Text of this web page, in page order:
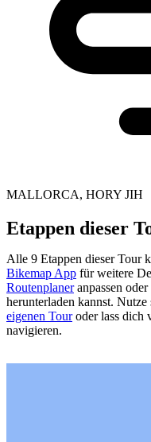
MALLORCA, HORY JIH
Etappen dieser
Alle 9 Etappen dieser Tour
Bikemap App für weitere
Routenplaneranpassen
herunterladen kannst.
eigenen Touroder lass dich
navigieren.